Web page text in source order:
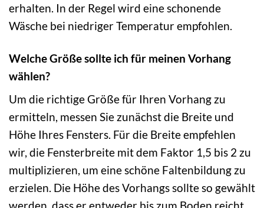
erhalten. In der Regel wird eine schonende
Wäsche bei niedriger Temperatur empfohlen.
Welche Größe sollte ich für meinen Vorhang
wählen?
Um die richtige Größe für Ihren Vorhang zu
ermitteln, messen Sie zunächst die Breite und
Höhe Ihres Fensters. Für die Breite empfehlen
wir, die Fensterbreite mit dem Faktor 1,5 bis 2 zu
multiplizieren, um eine schöne Faltenbildung zu
erzielen. Die Höhe des Vorhangs sollte so gewählt